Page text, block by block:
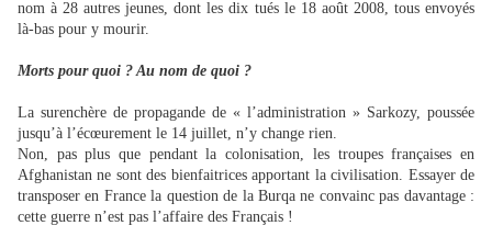
nom à 28 autres jeunes, dont les dix tués le 18 août 2008, tous envoyés
là-bas pour y mourir.
Morts pour quoi ? Au nom de quoi ?
La surenchère de propagande de « l’administration » Sarkozy, poussée
jusqu’à l’écœurement le 14 juillet, n’y change rien.
Non, pas plus que pendant la colonisation, les troupes françaises en
Afghanistan ne sont des bienfaitrices apportant la civilisation. Essayer de
transposer en France la question de la Burqa ne convainc pas davantage :
cette guerre n’est pas l’affaire des Français !